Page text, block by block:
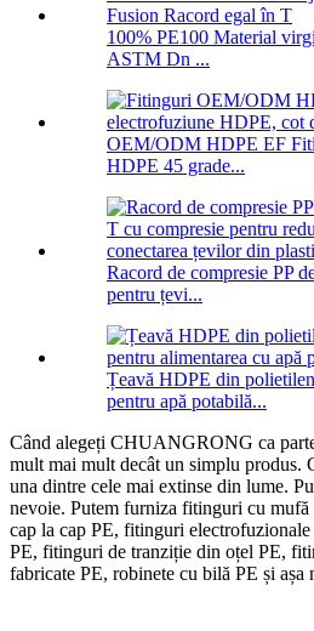
100% PE100 Material
ASTM Dn ...
OEM/ODM HDPE EF
HDPE 45 grade...
Racord de compresie PP
pentru țevi...
Țeavă HDPE din
pentru apă potabilă...
Când alegeți CHUANGRONG ca
mult mai mult decât un simplu produs.
una dintre cele mai extinse din lume.
nevoie. Putem furniza fitinguri cu
cap la cap PE, fitinguri
PE, fitinguri de tranziție din oțel PE,
fabricate PE, robinete cu bilă PE și așa